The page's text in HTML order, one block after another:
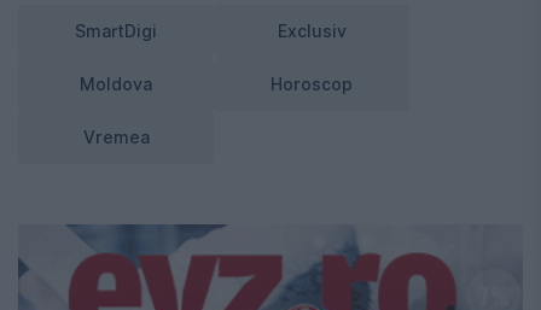
SmartDigi Exclusiv
Moldova Horoscop
Vremea